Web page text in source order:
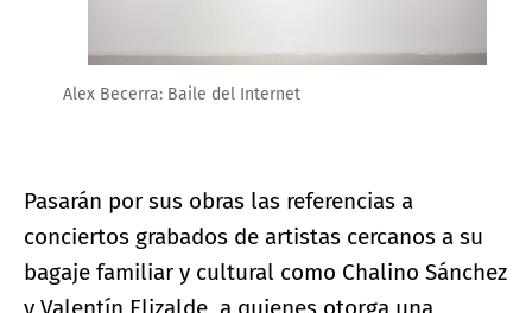
Alex Becerra: Baile del Internet
Pasarán por sus obras las referencias a
conciertos grabados de artistas cercanos a su
bagaje familiar y cultural como Chalino Sánchez
y Valentín Elizalde, a quienes otorga una